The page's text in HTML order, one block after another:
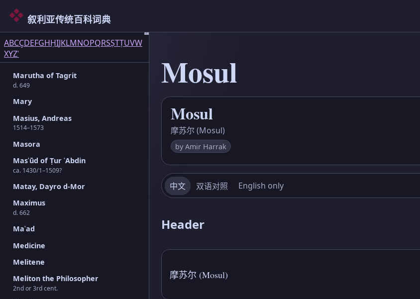
叙利亚传统百科词典
A
66
B
53
C
25
Ç
1
D
36
E
25
F
5
G
30
H
9
Ḥ
13
I
31
J
15
K
11
L
9
M
54
N
19
O
3
P
28
Q
11
R
8
S
68
Ṣ
2
T
35
Ṭ
2
U
1
V
5
W
3
X
1
Y
41
Z
4
ʿ
8
Maronite Church
Martyrs and persecutions
Marutha of Maypherqaṭ
4th/5th cent.
Marutha of Tagrit
d. 649
Mary
Masius, Andreas
1514–1573
Masora
Masʿūd of Ṭur ʿAbdin
ca. 1430/1–1509?
Matay, Dayro d-Mor
Maximus
d. 662
Maʿad
Medicine
Melitene
Meliton the Philosopher
2nd or 3rd cent.
Mosul
Mosul
摩苏尔 (Mosul)
by Amir Harrak
中文 双语对照 English only
Header
摩苏尔 (Mosul)